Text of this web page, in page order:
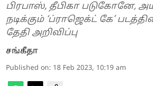
பிரபாஸ், தீபிகா படுகோனே,
நடிக்கும் ‘ப்ராஜெக்ட் கே’
தேதி அறிவிப்பு
சங்கீதா
Published on: 18 Feb 2023, 10:19 am